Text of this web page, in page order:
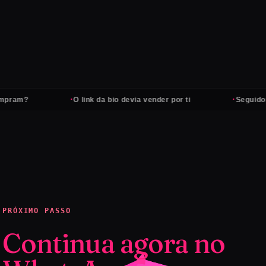
O link da bio devia vender por ti
PRÓXIMO PASSO
Continua agora no